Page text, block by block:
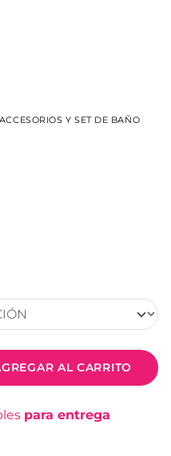
ACCESORIOS Y SET DE BAÑO
AL CARRITO
para entrega